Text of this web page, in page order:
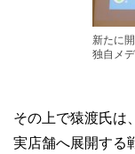
新たに
独自メ
その上で猿渡氏は
実店舗へ展開する